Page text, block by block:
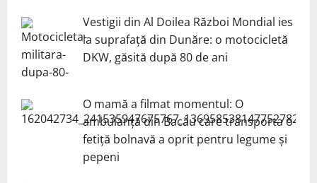
Vestigii din Al Doilea Război Mondial ies
la suprafață din Dunăre: o motocicletă
DKW, găsită după 80 de ani
O mamă a filmat momentul: O
ambulanță din Bacău care transporta o
fetiță bolnavă a oprit pentru legume și
pepeni